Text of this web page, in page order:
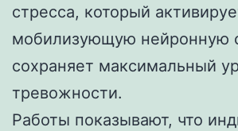
стресса, который
мобилизующую нейронную
сохраняет максимальный
тревожности.
Работы показывают, что